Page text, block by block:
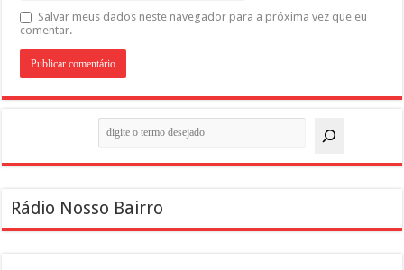
Salvar meus dados neste navegador para a próxima vez que eu
comentar.
Rádio Nosso Bairro